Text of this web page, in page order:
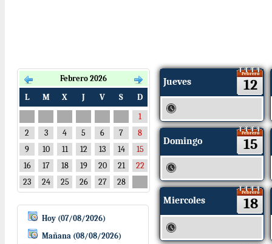
Febrero 2026
L M X J V S
D
1
2
3 4 5 6 7
8
9
10 11 12 13 14
15
16
17 18 19 20 21
22
23
24 25 26 27 28
Hoy (07/08/2026)
Mañana (08/08/2026)
Jueves
Febrero
12
Domingo
Febrero
15
Miercoles
Febrero
18